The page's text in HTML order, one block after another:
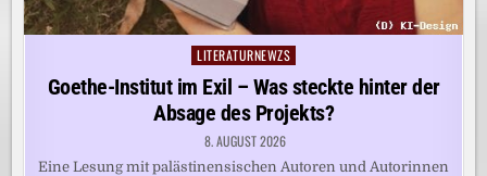
Posted
in
LITERATURNEWZS
Goethe-Institut im Exil – Was steckte hinter der
Absage des Projekts?
8. AUGUST 2026
Eine Lesung mit palästinensischen Autoren und Autorinnen